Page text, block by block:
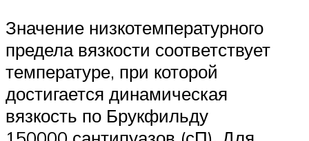
Значение низкотемпературного
предела вязкости соответствует
температуре, при которой
достигается динамическая
вязкость по Брукфильду